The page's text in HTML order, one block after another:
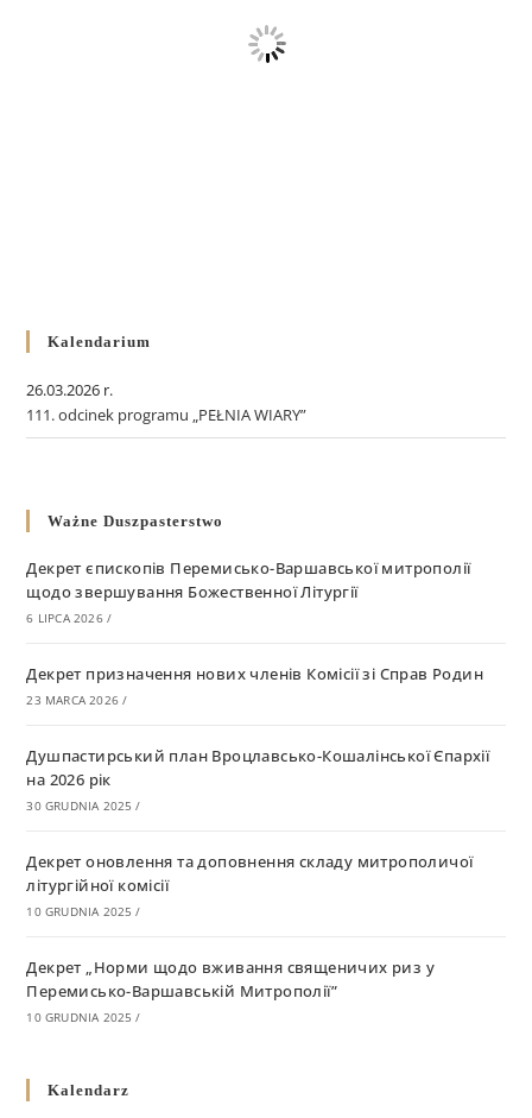
Kalendarium
26.03.2026 r.
111. odcinek programu „PEŁNIA WIARY”
Ważne Duszpasterstwo
Декрет єпископів Перемисько-Варшавської митрополії
щодо звершування Божественної Літургії
6 LIPCA 2026 /
Декрет призначення нових членів Комісії зі Справ Родин
23 MARCA 2026 /
Душпастирський план Вроцлавсько-Кошалінської Єпархії
на 2026 рік
30 GRUDNIA 2025 /
Декрет оновлення та доповнення складу митрополичої
літургійної комісії
10 GRUDNIA 2025 /
Декрет „Норми щодо вживання священичих риз у
Перемисько-Варшавській Митрополії”
10 GRUDNIA 2025 /
григоріанським календарем
Kalendarz